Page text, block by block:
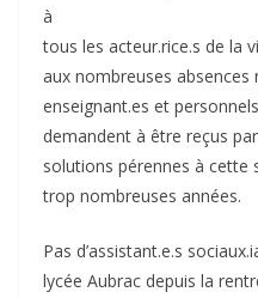
à
tous les acteur.rice.s de la
aux nombreuses absences
enseignant.es et
demandent à être reçus
solutions pérennes à cette
trop nombreuses années.
Pas d’assistant.e.s
lycée Aubrac depuis la